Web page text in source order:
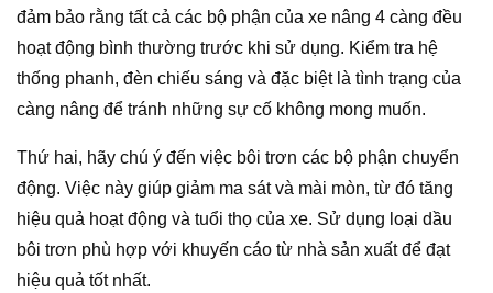
đảm bảo rằng tất cả các bộ phận của xe nâng 4 càng đều
hoạt động bình thường trước khi sử dụng. Kiểm tra hệ
thống phanh, đèn chiếu sáng và đặc biệt là tình trạng của
càng nâng để tránh những sự cố không mong muốn.
Thứ hai, hãy chú ý đến việc bôi trơn các bộ phận chuyển
động. Việc này giúp giảm ma sát và mài mòn, từ đó tăng
hiệu quả hoạt động và tuổi thọ của xe. Sử dụng loại dầu
bôi trơn phù hợp với khuyến cáo từ nhà sản xuất để đạt
hiệu quả tốt nhất.